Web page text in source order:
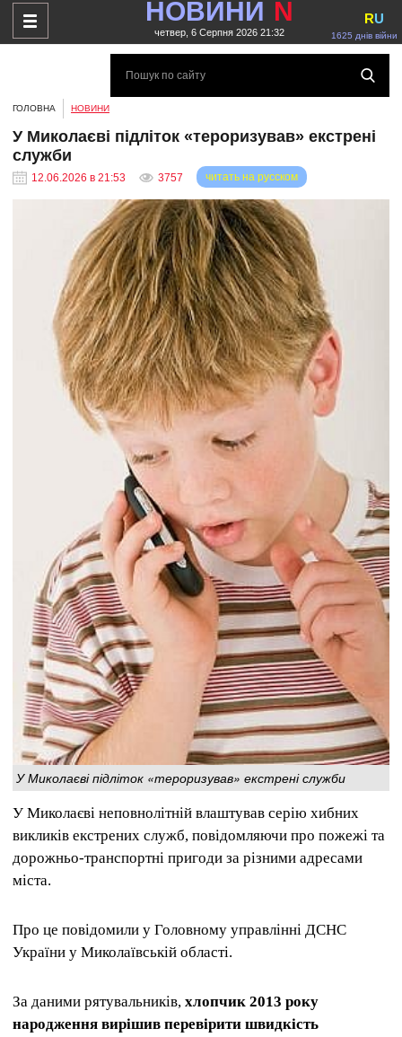
НОВИНИ N
четвер, 6 Серпня 2026 21:32 1625 днів війни
RU
ГОЛОВНА НОВИНИ
У Миколаєві підліток «тероризував» екстрені
служби
12.06.2026 в 21:53 3757 читать на русском
У Миколаєві підліток «тероризував» екстрені служби
У Миколаєві неповнолітній влаштував серію хибних
викликів екстрених служб, повідомляючи про пожежі та
дорожньо-транспортні пригоди за різними адресами
міста.
Про це повідомили у Головному управлінні ДСНС
України у Миколаївській області.
За даними рятувальників, хлопчик 2013 року
народження вирішив перевірити швидкість